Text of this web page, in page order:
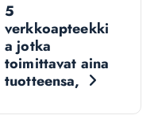
5
verkkoapteekki
a jotka
toimittavat aina
tuotteensa,